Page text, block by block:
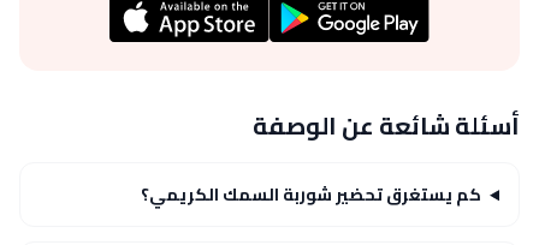
أسئلة شائعة عن الوصفة
كم يستغرق تحضير شوربة السمك الكريمي؟